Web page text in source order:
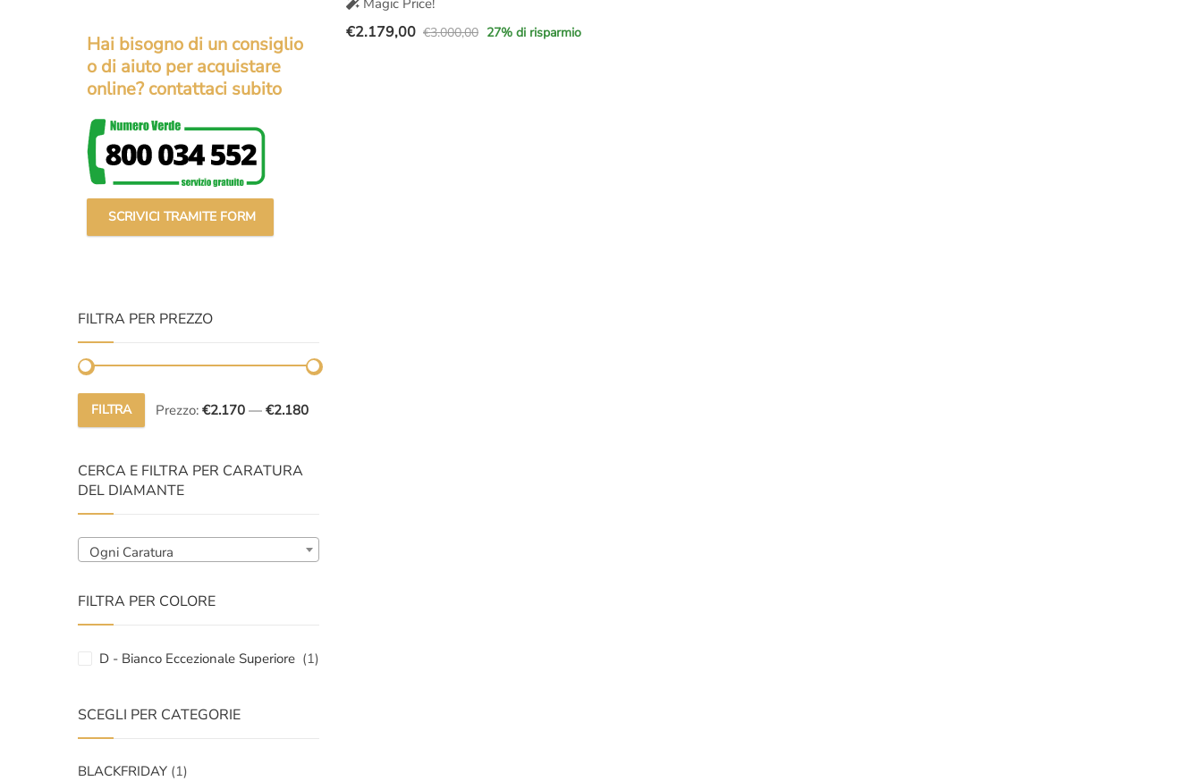
Magic Price!
€3.000,00
Il
€2.179,00
Il
27% di risparmio
Hai bisogno di un consiglio
o di aiuto per acquistare
online? contattaci subito
SCRIVICI TRAMITE FORM
FILTRA PER PREZZO
Prezzo
Prezzo
FILTRA Prezzo: €2.170 — €2.180
CERCA E FILTRA PER CARATURA
DEL DIAMANTE
Ogni Caratura
FILTRA PER COLORE
D - Bianco Eccezionale Superiore (1)
SCEGLI PER CATEGORIE
BLACKFRIDAY (1)